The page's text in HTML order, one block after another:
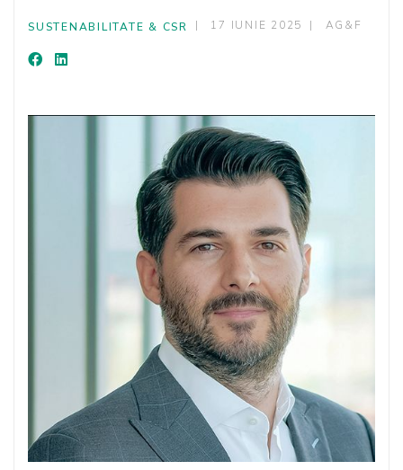
SUSTENABILITATE & CSR 17 IUNIE 2025 AG&F